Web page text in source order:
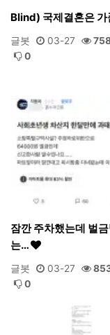
Blind) 국제결혼은
글봇 03-27
0
잠깐 주차했는데 벌
는…
글봇 03-27
0